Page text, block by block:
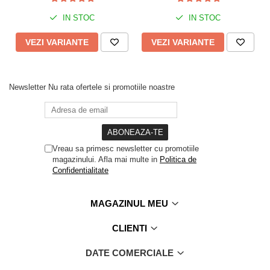
IN STOC
VEZI VARIANTE
IN STOC
VEZI VARIANTE
Newsletter Nu rata ofertele si promotiile noastre
Vreau sa primesc newsletter cu promotiile
magazinului. Afla mai multe in Politica de
Confidentialitate
MAGAZINUL MEU
CLIENTI
DATE COMERCIALE